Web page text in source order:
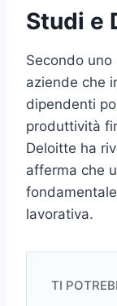
Studi e
Secondo
aziende che
dipendenti
produttività
Deloitte ha
afferma che
lavorativa.
TI